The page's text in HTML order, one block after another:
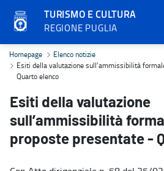
TURISMO E CULTURA
REGIONE PUGLIA
Esiti della valutazione
Homepage
Elenco notizie
Esiti della valutazione sull’ammissibilità
Quarto elenco
Esiti della valutazione
sull’ammissibilità
proposte presentate -